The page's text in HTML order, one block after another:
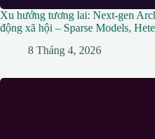
Xu hướng tương lai: Next-gen
động xã hội – Sparse Models,
8 Tháng 4, 2026